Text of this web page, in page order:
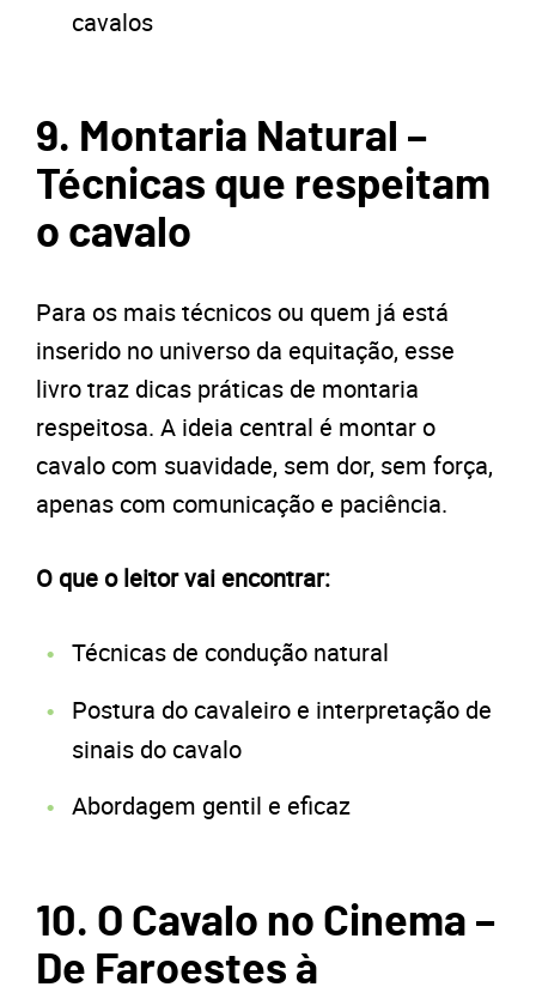
cavalos
9. Montaria Natural –
Técnicas que respeitam
o cavalo
Para os mais técnicos ou quem já está
inserido no universo da equitação, esse
livro traz dicas práticas de montaria
respeitosa. A ideia central é montar o
cavalo com suavidade, sem dor, sem força,
apenas com comunicação e paciência.
O que o leitor vai encontrar:
Técnicas de condução natural
Postura do cavaleiro e interpretação de
sinais do cavalo
Abordagem gentil e eficaz
10. O Cavalo no Cinema –
De Faroestes à